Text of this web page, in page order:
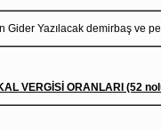
Gider Yazılacak demirbaş ve
VERGİSİ ORANLARI (52